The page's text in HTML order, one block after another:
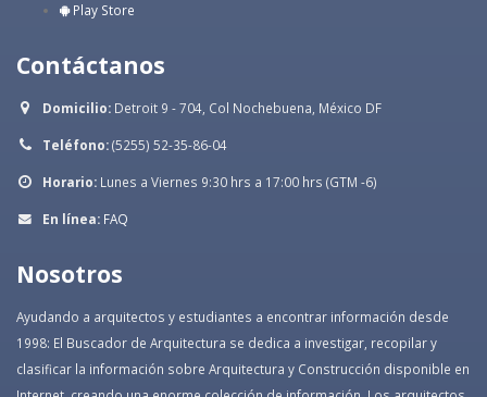
Play Store
Contáctanos
Domicilio: Detroit 9 - 704, Col Nochebuena, México DF
Teléfono:(5255) 52-35-86-04
Horario: Lunes a Viernes 9:30 hrs a 17:00 hrs (GTM -6)
En línea: FAQ
Nosotros
Ayudando a arquitectos y estudiantes a encontrar información desde
1998: El Buscador de Arquitectura se dedica a investigar, recopilar y
clasificar la información sobre Arquitectura y Construcción disponible en